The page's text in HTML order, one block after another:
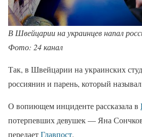
В Швейцарии на украинцев напал
Фото: 24 канал
Так, в Швейцарии на украинских
россиянин и парень, который
О вопиющем инциденте рассказала в
потерпевших девушек — Яна
передаетГлавпост.